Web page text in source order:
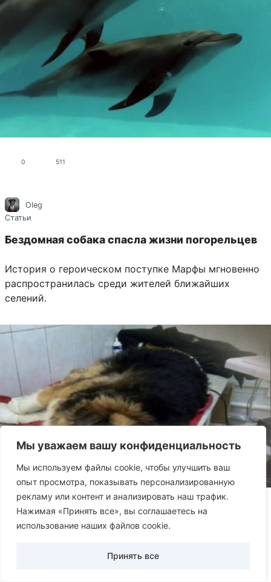
Мы уважаем вашу конфиденциальность
Мы используем файлы cookie, чтобы улучшить ваш
опыт просмотра, показывать персонализированную
рекламу или контент и анализировать наш трафик.
Нажимая «Принять все», вы соглашаетесь на
использование наших файлов cookie.
Принять все
0 511
Oleg
Статьи
Бездомная собака спасла жизни погорельцев
История о героическом поступке Марфы мгновенно
распространилась среди жителей ближайших
селений.
0 608